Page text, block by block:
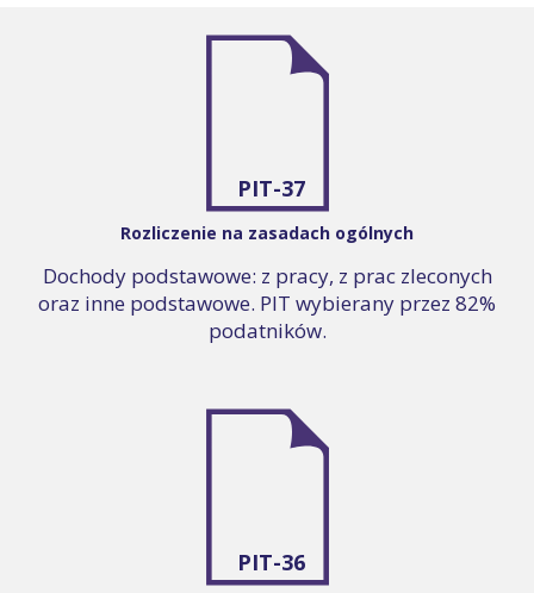
PIT-37
Rozliczenie na zasadach ogólnych
Dochody podstawowe: z pracy, z prac zleconych
oraz inne podstawowe. PIT wybierany przez 82%
podatników.
PIT-36